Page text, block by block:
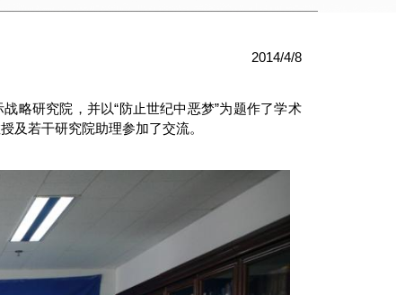
2014/4/8
略研究院，并以“防止世纪中恶梦”为题作了学术
及若干研究院助理参加了交流。